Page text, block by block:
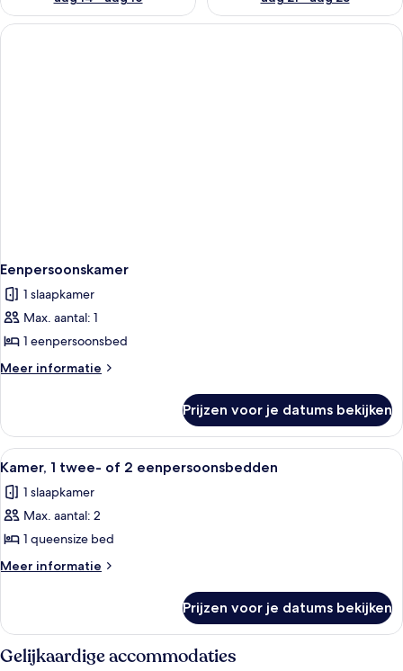
Eenpersoonskamer
1 slaapkamer
Max. aantal: 1
1 eenpersoonsbed
Meer informatie
Meer
Prijzen voor je datums bekijken
Alle
foto's
voor
Kamer,
1
twee-
eenpersoonsbedden
laden
Een hotelkamer met een bed,
2
Kamer, 1 twee- of 2 eenpersoonsbedden
1 slaapkamer
Max. aantal: 2
1 queensize bed
Meer informatie
Meer
1
twee-
of
Prijzen voor je datums bekijken
Gelijkaardige accommodaties